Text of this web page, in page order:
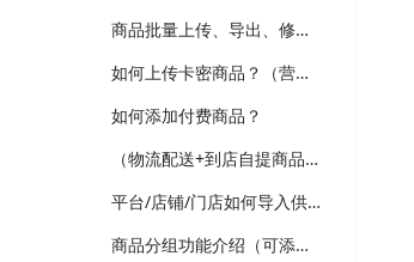
商品批量上传、导出、修改功能介绍
如何上传卡密商品？（营销-电子卡券）
如何添加付费商品？
（物流配送+到店自提商品）如何上传普通商品？
平台/店铺/门店如何导入供应商商品？（跨境、供应商、多门店版本适用）
商品分组功能介绍（可添加新品、热销、分类等分组，装修可选择商品分组分类）